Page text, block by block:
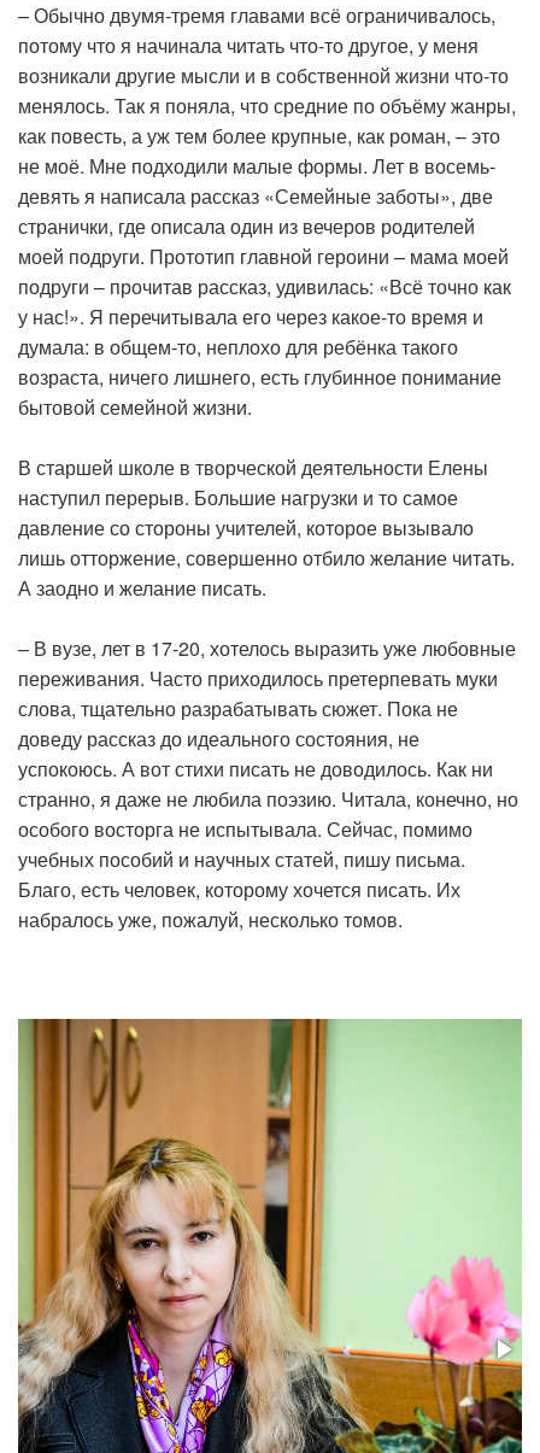
– Обычно двумя-тремя главами всё ограничивалось,
потому что я начинала читать что-то другое, у меня
возникали другие мысли и в собственной жизни что-то
менялось. Так я поняла, что средние по объёму жанры,
как повесть, а уж тем более крупные, как роман, – это
не моё. Мне подходили малые формы. Лет в восемь-
девять я написала рассказ «Семейные заботы», две
странички, где описала один из вечеров родителей
моей подруги. Прототип главной героини – мама моей
подруги – прочитав рассказ, удивилась: «Всё точно как
у нас!». Я перечитывала его через какое-то время и
думала: в общем-то, неплохо для ребёнка такого
возраста, ничего лишнего, есть глубинное понимание
бытовой семейной жизни.
В старшей школе в творческой деятельности Елены
наступил перерыв. Большие нагрузки и то самое
давление со стороны учителей, которое вызывало
лишь отторжение, совершенно отбило желание читать.
А заодно и желание писать.
– В вузе, лет в 17-20, хотелось выразить уже любовные
переживания. Часто приходилось претерпевать муки
слова, тщательно разрабатывать сюжет. Пока не
доведу рассказ до идеального состояния, не
успокоюсь. А вот стихи писать не доводилось. Как ни
странно, я даже не любила поэзию. Читала, конечно, но
особого восторга не испытывала. Сейчас, помимо
учебных пособий и научных статей, пишу письма.
Благо, есть человек, которому хочется писать. Их
набралось уже, пожалуй, несколько томов.